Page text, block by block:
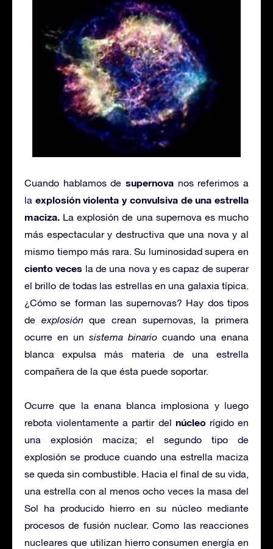
Cuando hablamos de supernova nos referimos a
la explosión violenta y convulsiva de una estrella
maciza. La explosión de una supernova es mucho
más espectacular y destructiva que una nova y al
mismo tiempo más rara. Su luminosidad supera en
ciento veces la de una nova y es capaz de superar
el brillo de todas las estrellas en una galaxia típica.
¿Cómo se forman las supernovas? Hay dos tipos
de explosión que crean supernovas, la primera
ocurre en un sistema binario cuando una enana
blanca expulsa más materia de una estrella
compañera de la que ésta puede soportar.
Ocurre que la enana blanca implosiona y luego
rebota violentamente a partir del núcleorígido en
una explosión maciza; el segundo tipo de
explosión se produce cuando una estrella maciza
se queda sin combustible. Hacia el final de su vida,
una estrella con al menos ocho veces la masa del
Sol ha producido hierro en su núcleo mediante
procesos de fusión nuclear. Como las reacciones
nucleares que utilizan hierro consumen energía en